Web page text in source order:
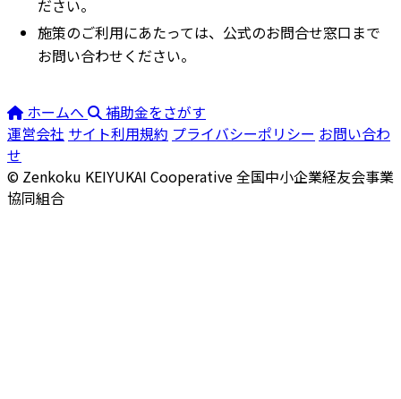
ださい。
施策のご利用にあたっては、公式のお問合せ窓口まで
お問い合わせください。
ホームへ
補助金をさがす
運営会社 サイト利用規約 プライバシーポリシー お問い合わ
せ
© Zenkoku KEIYUKAI Cooperative全国中小企業経友会事業
協同組合